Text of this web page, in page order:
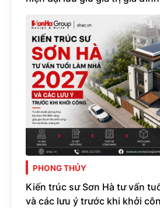
PHONG THỦY
Kiến trúc sư Sơn Hà tư vấn
và các lưu ý trước khi khởi